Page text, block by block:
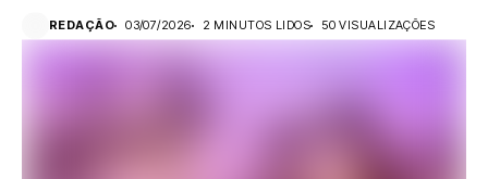
REDAÇÃO 03/07/2026 2 MINUTOS LIDOS 50 VISUALIZAÇÕES